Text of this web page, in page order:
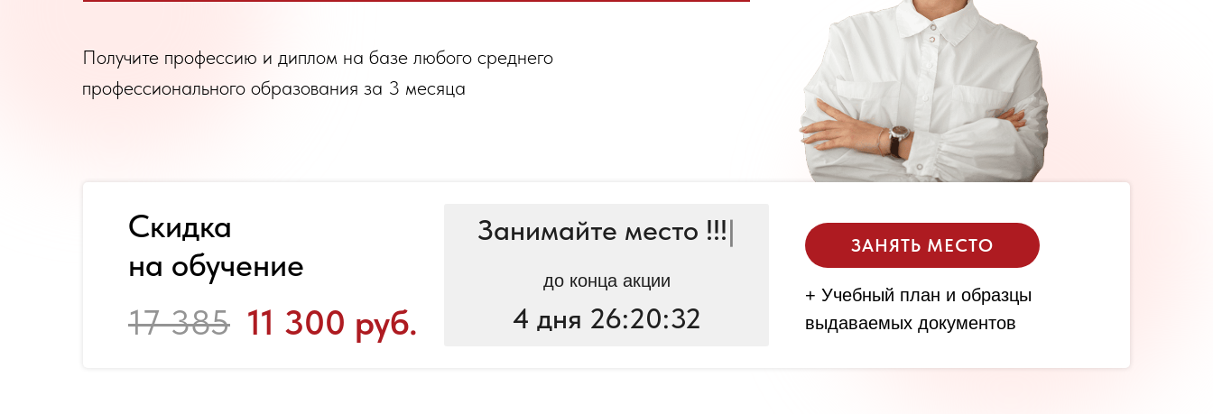
+ Учебный план и образцы
выдаваемых документов
Получите профессию и диплом на базе любого среднего
профессионального образования за 3 месяца
11 300 руб.
17 385
ЗАНЯТЬ МЕСТО
Скидка
на обучение
Занимайте место !!!|
4 дня 26:20:32
до конца акции